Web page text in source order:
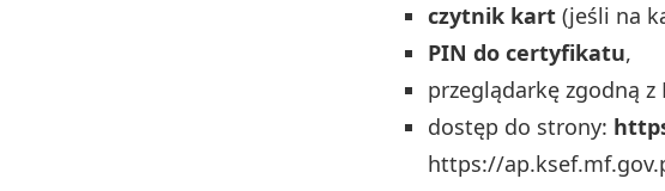
czytnik kart (jeśli na
PIN do certyfikatu,
przeglądarkę zgodną z
dostęp do strony:
https://